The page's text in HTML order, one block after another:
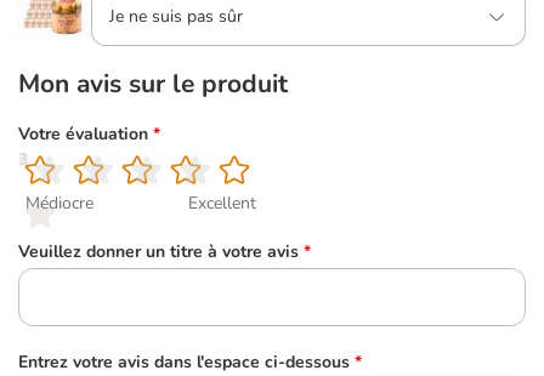
Je ne suis pas sûr
Mon avis sur le produit
Votre évaluation *
1
Médiocre
2
3
4
5
Excellent
Veuillez donner un titre à votre avis *
Entrez votre avis dans l'espace ci-dessous *